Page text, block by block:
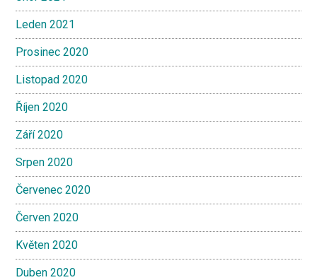
Leden 2021
Prosinec 2020
Listopad 2020
Říjen 2020
Září 2020
Srpen 2020
Červenec 2020
Červen 2020
Květen 2020
Duben 2020